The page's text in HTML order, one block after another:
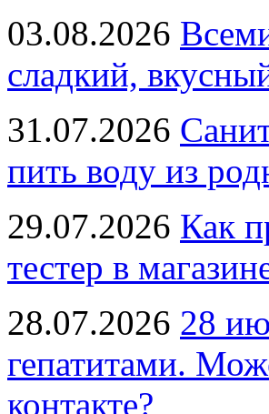
03.08.2026
сладкий,
31.07.2026
пить воду из
29.07.2026 Как
тестер в
28.07.2026 28
гепатитами.
контакте?